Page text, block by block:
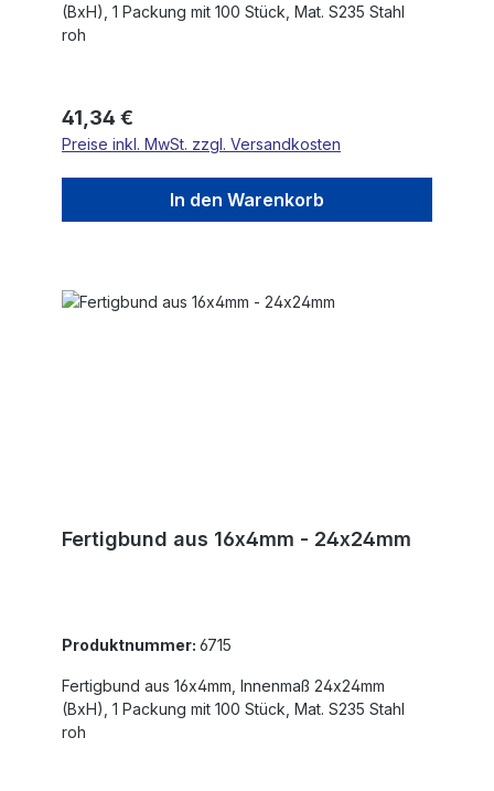
(BxH), 1 Packung mit 100 Stück, Mat. S235 Stahl
roh
Regulärer Preis:
41,34 €
Preise inkl. MwSt. zzgl. Versandkosten
In den Warenkorb
Fertigbund aus 16x4mm - 24x24mm
Produktnummer: 6715
Fertigbund aus 16x4mm, Innenmaß 24x24mm
(BxH), 1 Packung mit 100 Stück, Mat. S235 Stahl
roh